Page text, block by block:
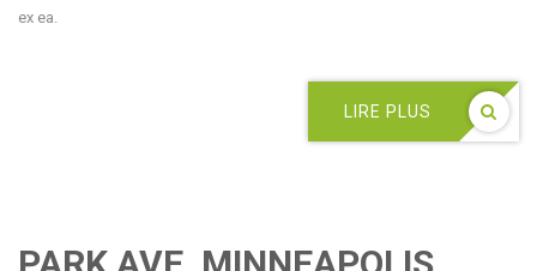
ex ea.
LIRE PLUS